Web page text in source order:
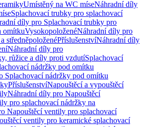
Umístěný na WC míseNáhradní díly
Splachovací trubky pro splachovací
díly pro Splachovací trubky pro
omítkuVysokopoloženéNáhradní díly pro
středněpoloženéPříslušenstvíNáhradní díly
Náhradní díly pro
růžice a díly proti vzdutíSplachovací
nádržky pod omítku
Splachovací nádržky pod omítku
PříslušenstvíNapouštěcí a vypouštěcí
Náhradní díly pro Napouštěcí
pro splachovací nádržky na
Napouštěcí ventily pro splachovací
ventily pro keramické splachovací